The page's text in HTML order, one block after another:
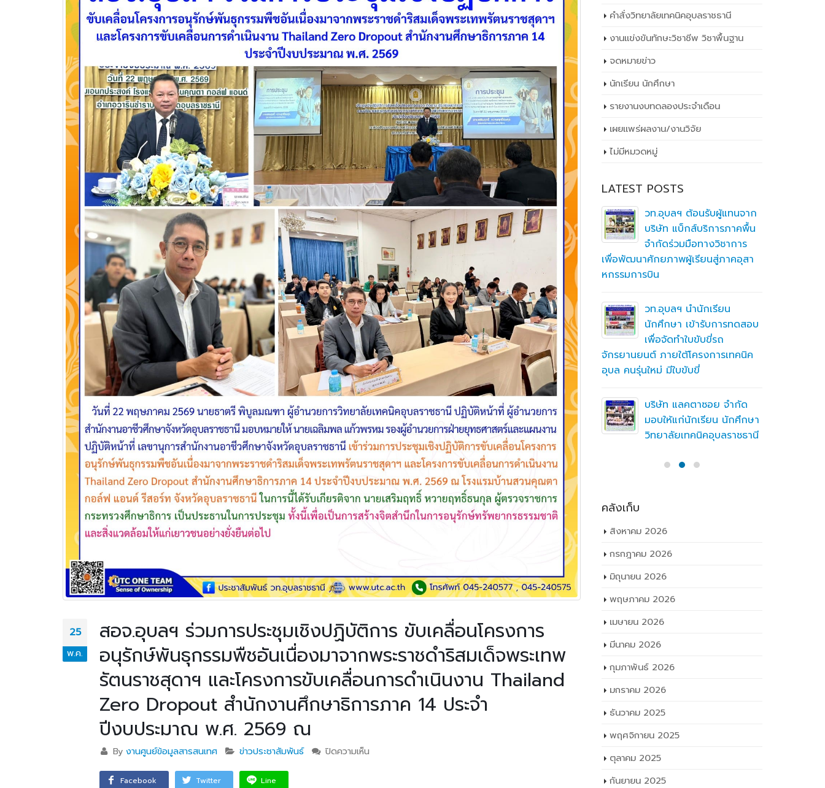
25
พ.ค.
สอจ.อุบลฯ ร่วมการประชุมเชิงปฏิบัติการ ขับเคลื่อนโครงการ
อนุรักษ์พันธุกรรมพืชอันเนื่องมาจากพระราชดำริสมเด็จพระเทพ
รัตนราชสุดาฯ และโครงการขับเคลื่อนการดำเนินงาน Thailand
Zero Dropout สำนักงานศึกษาธิการภาค 14 ประจำ
ปีงบประมาณ พ.ศ. 2569 ณ
Byงานศูนย์ข้อมูลสารสนเทศ ข่าวประชาสัมพันธ์ ปิดความเห็น
Facebook Twitter Line
คำสั่งวิทยาลัยเทคนิคอุบลราชธานี
งานแข่งขันทักษะวิชาชีพ วิชาพื้นฐาน
จดหมายข่าว
นักเรียน นักศึกษา
รายงานงบทดลองประจำเดือน
เผยเเพร่ผลงาน/งานวิจัย
ไม่มีหมวดหมู่
LATEST POSTS
วท.อุบลฯ ต้อนรับผู้แทนจาก
บริษัท แบ็กส์บริการภาคพื้น
จำกัดร่วมมือทางวิชาการ
เพื่อพัฒนาศักยภาพผู้เรียนสู่ภาคอุสา
หกรรมการบิน
วท.อุบลฯ นำนักเรียน
นักศึกษา เข้ารับการทดสอบ
เพื่อจัดทำใบขับขี่รถ
จักรยานยนต์ ภายใต้โครงการเทคนิค
อุบล คนรุ่นใหม่ มีใบขับขี่
บริษัท แลคตาซอย จำกัด
มอบให้แก่นักเรียน นักศึกษา
วิทยาลัยเทคนิคอุบลราชธานี
วท.อุบลฯ ต้อนรับคณะ
กรรมการติดตามการ
ติดตามการดำเนินงานของ
สถานศึกษาในการขับเคลื่อนการจัดการ
อาชีวศึกษา ปีงบประมาณ พ.ศ. 2569
ประกาศวิทยาลัยเทคนิ
อุบลราชธานี การรับบุคคลเข้าศึกษาต่อ
ปีการศึกษา 2563 ประเภทโควตา
วท.อุบลฯ จัดประชุมเพื่อสร้าง
ความเข้าใจ เกี่ยวกับคู่มือ
Maintenance Training
Organisation Exposition (MTOE)
วท.อุบลฯ ลงนามบันทึกความ
เข้าใจร่วมมือ (MOU) ร่วมกับ
บริษัท ทีเจซี คอร์ปอเรชั่น
จำกัด เพื่อการเรียนการสอน
อาชีวศึกษา
วท.อุบลฯ ต้อนรับผู้แทนจาก
บริษัท แบ็กส์บริการภาคพื้น
จำกัดร่วมมือทางวิชาการ
เพื่อพัฒนาศักยภาพผู้เรียนสู่ภาคอุสา
หกรรมการบิน
วท.อุบลฯ นำนักเรียน
นักศึกษา เข้ารับการทดสอบ
เพื่อจัดทำใบขับขี่รถ
จักรยานยนต์ ภายใต้โครงการเทคนิค
อุบล คนรุ่นใหม่ มีใบขับขี่
บริษัท แลคตาซอย จำกัด
มอบให้แก่นักเรียน นักศึกษา
วิทยาลัยเทคนิคอุบลราชธานี
คลังเก็บ
สิงหาคม 2026
กรกฎาคม 2026
มิถุนายน 2026
พฤษภาคม 2026
เมษายน 2026
มีนาคม 2026
กุมภาพันธ์ 2026
มกราคม 2026
ธันวาคม 2025
พฤศจิกายน 2025
ตุลาคม 2025
กันยายน 2025